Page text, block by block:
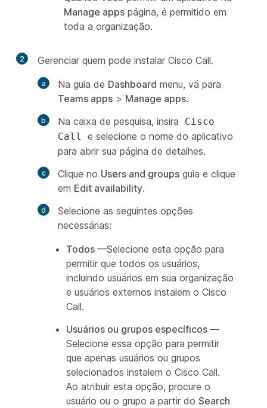
Manage apps página, é permitido em
toda a organização.
2
Gerenciar quem pode instalar Cisco Call.
Na guia de Dashboard menu, vá para
Teams apps > Manage apps.
Na caixa de pesquisa, insira
Cisco
Call
e selecione o nome do aplicativo
para abrir sua página de detalhes.
Clique no Users and groups guia e clique
em Edit availability.
Selecione as seguintes opções
necessárias:
Todos —Selecione esta opção para
permitir que todos os usuários,
incluindo usuários em sua organização
e usuários externos instalem o Cisco
Call.
Usuários ou grupos específicos —
Selecione essa opção para permitir
que apenas usuários ou grupos
selecionados instalem o Cisco Call.
Ao atribuir esta opção, procure o
usuário ou o grupo a partir do Search